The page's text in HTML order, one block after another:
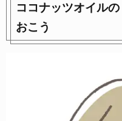
ココナッツオイル
おこう